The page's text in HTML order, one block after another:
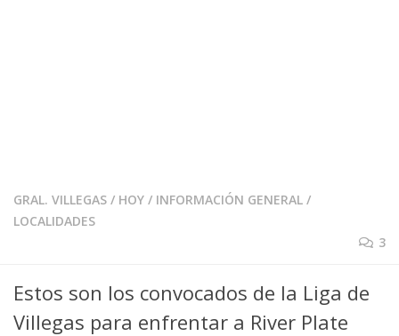
GRAL. VILLEGAS / HOY / INFORMACIÓN GENERAL /
LOCALIDADES
3
Estos son los convocados de la Liga de
Villegas para enfrentar a River Plate